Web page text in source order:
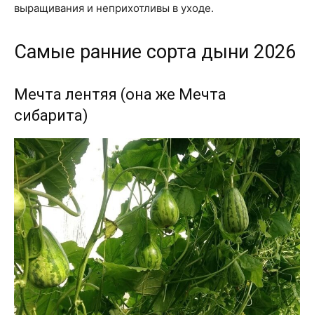
выращивания и неприхотливы в уходе.
Самые ранние сорта дыни 2026
Мечта лентяя (она же Мечта
сибарита)